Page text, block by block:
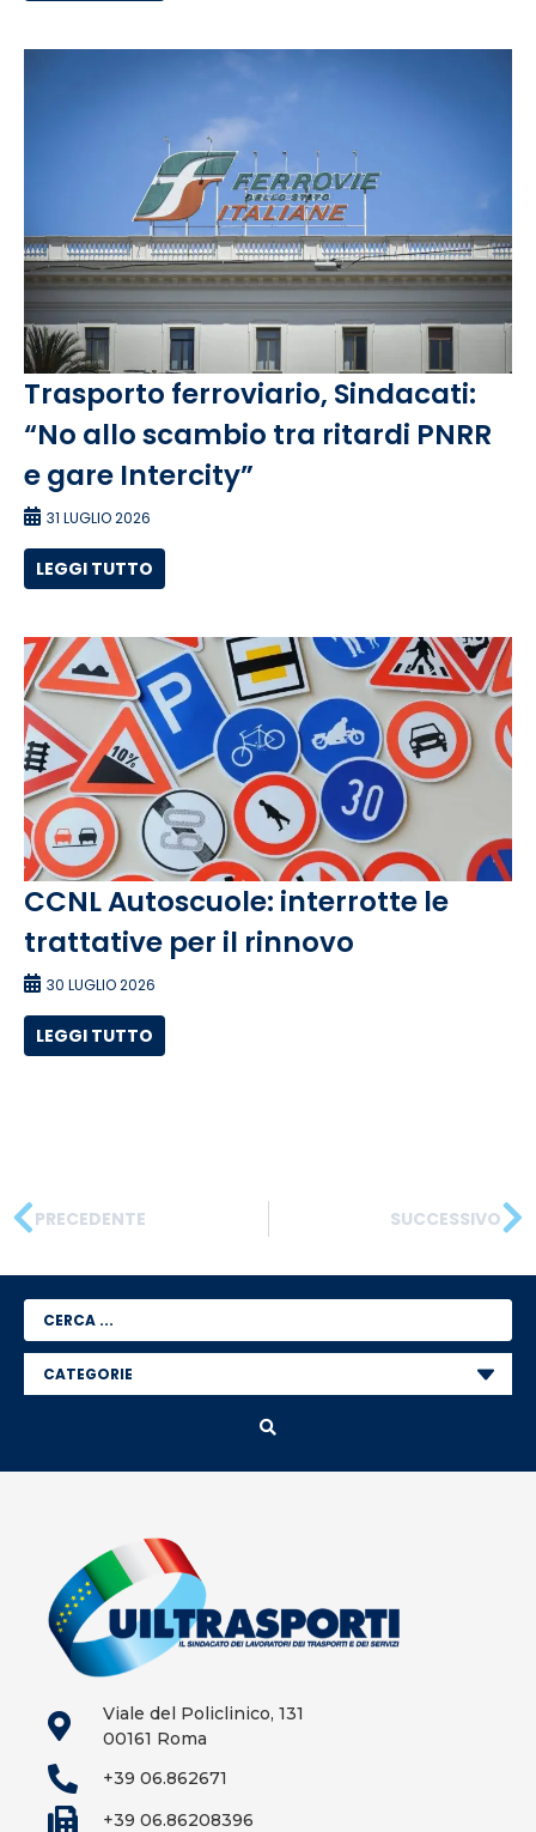
Trasporto ferroviario, Sindacati:
“No allo scambio tra ritardi PNRR
e gare Intercity”
31 LUGLIO 2026
LEGGI TUTTO
CCNL Autoscuole: interrotte le
trattative per il rinnovo
30 LUGLIO 2026
LEGGI TUTTO
PRECEDENTE SUCCESSIVO
Viale del Policlinico, 131
00161 Roma
+39 06.862671
+39 06.86208396